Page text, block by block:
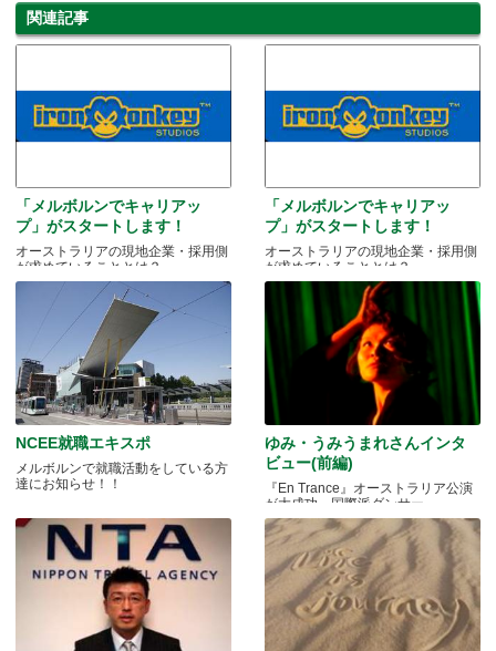
関連記事
「メルボルンでキャリアッ
プ」がスタートします！
オーストラリアの現地企業・採用側
が求めていることとは？
「メルボルンでキャリアッ
プ」がスタートします！
オーストラリアの現地企業・採用側
が求めていることとは？
NCEE就職エキスポ
メルボルンで就職活動をしている方
達にお知らせ！！
ゆみ・うみうまれさんインタ
ビュー(前編)
『En Trance』オーストラリア公演
が大成功。国際派ダンサー